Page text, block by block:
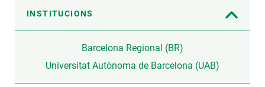
INSTITUCIONS
Barcelona Regional (BR)
Universitat Autònoma de Barcelona (UAB)